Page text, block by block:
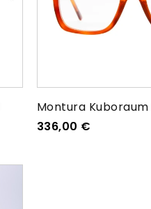
Montura Kuboraum
336,00 €